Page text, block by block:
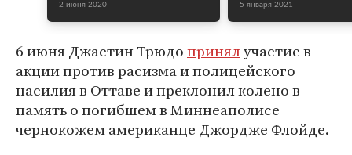
2 июня 2020 5 января 2021
6 июня Джастин Трюдопринялучастие в
акции против расизма и полицейского
насилия в Оттаве и преклонил колено в
память о погибшем в Миннеаполисе
чернокожем американце Джордже Флойде.